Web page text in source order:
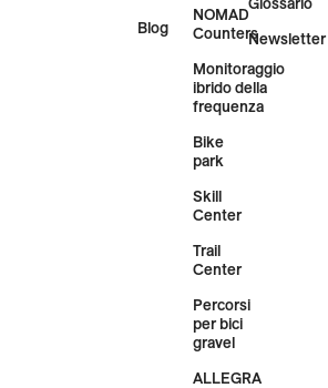
Blog
NOMAD
Counters
Monitoraggio
ibrido della
frequenza
Bike
park
Skill
Center
Trail
Center
Percorsi
per bici
gravel
ALLEGRA
Newsletter